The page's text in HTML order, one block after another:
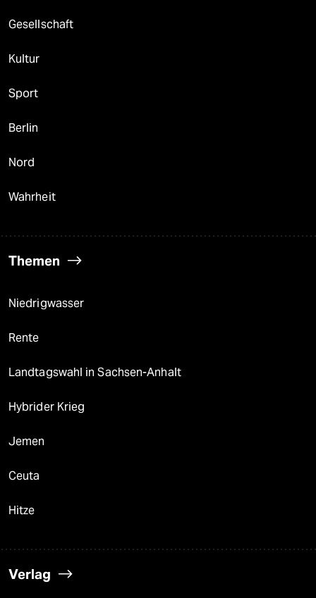
Gesellschaft
Kultur
Sport
Berlin
Nord
Wahrheit
Themen
Niedrigwasser
Rente
Landtagswahl in Sachsen-Anhalt
Hybrider Krieg
Jemen
Ceuta
Hitze
Verlag